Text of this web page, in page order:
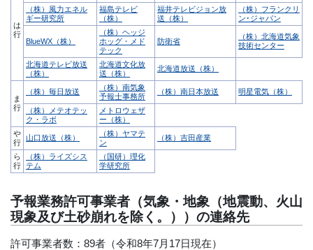
は
行
（株）風力エネル
ギー研究所
福島テレビ
（株）
福井テレビジョン放
送（株）
（株）フランクリ
ン･ジャパン
BlueWX（株）
（株）ヘッジ
ホッグ・メド
テック
防衛省
（株）北海道気象
技術センター
北海道テレビ放送
（株）
北海道文化放
送（株）
北海道放送（株）
ま
行
（株）毎日放送
（株）南気象
予報士事務所
（株）南日本放送 明星電気（株）
（株）メテオテッ
ク・ラボ
メトロウェザ
ー（株）
や
行
山口放送（株）
（株）ヤマテ
ン
（株）吉田産業
ら
行
（株）ライズシス
テム
（国研）理化
学研究所
予報業務許可事業者（気象・地象（地震動、火山
現象及び土砂崩れを除く。））の連絡先
許可事業者数：89者（令和8年7月17日現在）